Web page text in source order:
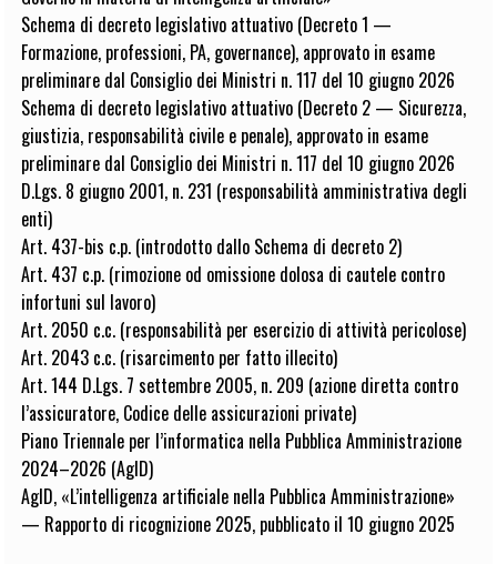
Schema di decreto legislativo attuativo (Decreto 1 —
Formazione, professioni, PA, governance), approvato in esame
preliminare dal Consiglio dei Ministri n. 117 del 10 giugno 2026
Schema di decreto legislativo attuativo (Decreto 2 — Sicurezza,
giustizia, responsabilità civile e penale), approvato in esame
preliminare dal Consiglio dei Ministri n. 117 del 10 giugno 2026
D.Lgs. 8 giugno 2001, n. 231 (responsabilità amministrativa degli
enti)
Art. 437-bis c.p. (introdotto dallo Schema di decreto 2)
Art. 437 c.p. (rimozione od omissione dolosa di cautele contro
infortuni sul lavoro)
Art. 2050 c.c. (responsabilità per esercizio di attività pericolose)
Art. 2043 c.c. (risarcimento per fatto illecito)
Art. 144 D.Lgs. 7 settembre 2005, n. 209 (azione diretta contro
l’assicuratore, Codice delle assicurazioni private)
Piano Triennale per l’informatica nella Pubblica Amministrazione
2024–2026 (AgID)
AgID, «L’intelligenza artificiale nella Pubblica Amministrazione»
— Rapporto di ricognizione 2025, pubblicato il 10 giugno 2025